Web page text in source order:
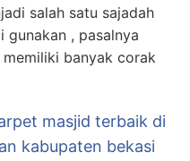
salah satu sajadah
, pasalnya
banyak corak
masjid terbaik di
kabupaten bekasi